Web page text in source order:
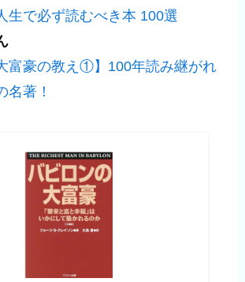
生で必ず読むべき本 100選
富豪の教え①】100年読み継がれ
名著！